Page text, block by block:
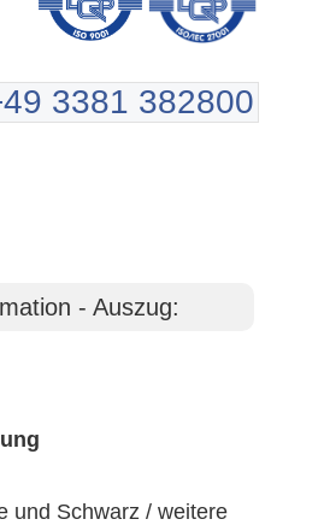
3381 382800
- Auszug:
und Schwarz / weitere